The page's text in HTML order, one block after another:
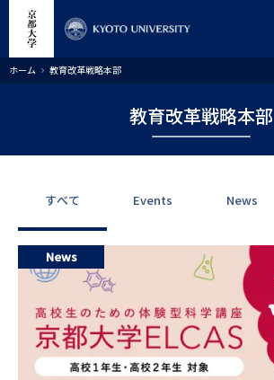
コ
ン
に
サイト内検索
ホーム 教育改革戦略本部
教育改革戦略本部
すべて Events News
News